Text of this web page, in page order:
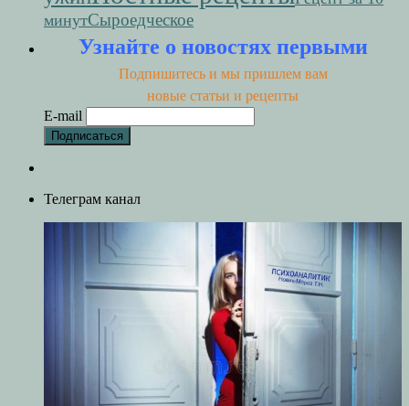
минутСыроедческое
Узнайте о новостях первыми
Подпишитесь и мы пришлем вам
новые статьи и рецепты
E-mail
Телеграм канал